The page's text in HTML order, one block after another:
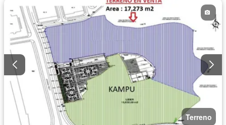
Terreno